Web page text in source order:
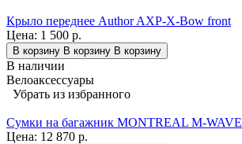
Крыло переднее Author AXP-X-Bow front
Цена: 1 500 р.
В корзину В корзину В корзину
В наличии
Велоаксессуары
Убрать из избранного
Сумки на багажник MONTREAL M-WAVE
Цена: 12 870 р.